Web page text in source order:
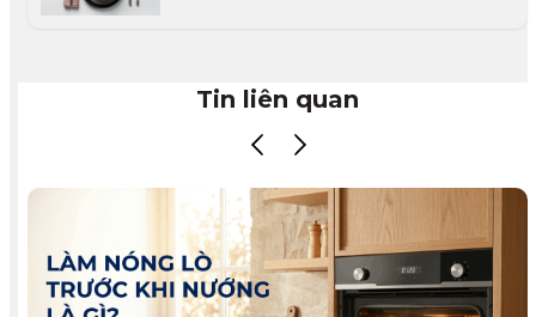
Tin liên quan